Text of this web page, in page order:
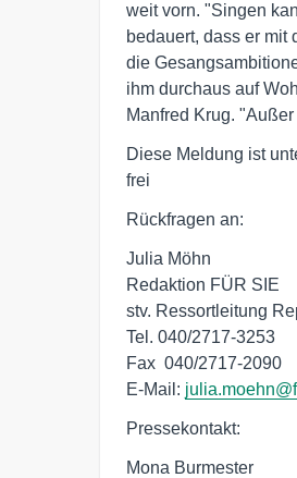
weit vorn. "Singen
bedauert, dass er mit
die
ihm durchaus auf
Manfred Krug.
Diese Meldung ist
frei
Rückfragen an:
Julia Möhn
Redaktion FÜR SIE
stv. Ressortleitung
Tel. 040/2717-3253
Fax  040/2717-2090
E-Mail:
Pressekontakt:
Mona Burmester